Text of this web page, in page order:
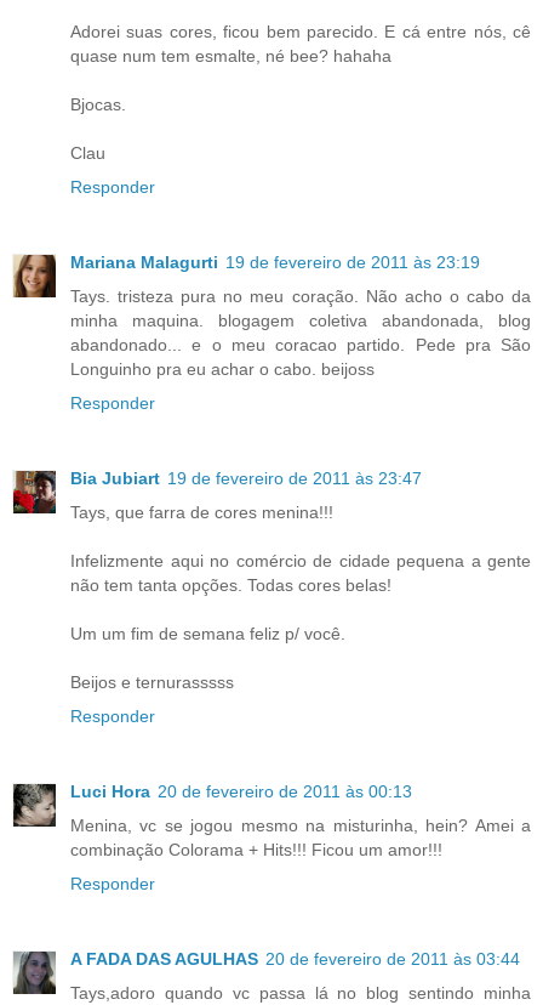
Adorei suas cores, ficou bem parecido. E cá entre nós, cê
quase num tem esmalte, né bee? hahaha
Bjocas.
Clau
Responder
Mariana Malagurti 19 de fevereiro de 2011 às 23:19
Tays. tristeza pura no meu coração. Não acho o cabo da
minha maquina. blogagem coletiva abandonada, blog
abandonado... e o meu coracao partido. Pede pra São
Longuinho pra eu achar o cabo. beijoss
Responder
Bia Jubiart 19 de fevereiro de 2011 às 23:47
Tays, que farra de cores menina!!!
Infelizmente aqui no comércio de cidade pequena a gente
não tem tanta opções. Todas cores belas!
Um um fim de semana feliz p/ você.
Beijos e ternurasssss
Responder
Luci Hora 20 de fevereiro de 2011 às 00:13
Menina, vc se jogou mesmo na misturinha, hein? Amei a
combinação Colorama + Hits!!! Ficou um amor!!!
Responder
A FADA DAS AGULHAS 20 de fevereiro de 2011 às 03:44
Tays,adoro quando vc passa lá no blog sentindo minha